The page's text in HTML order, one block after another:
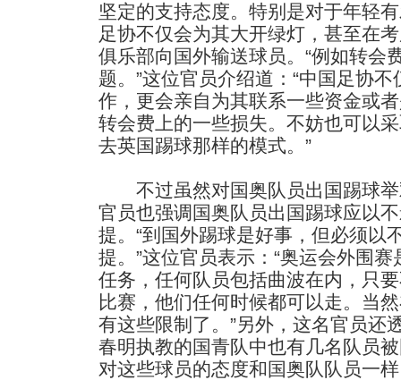
坚定的支持态度。特别是对于年轻
足协不仅会为其大开绿灯，甚至在
俱乐部向国外输送球员。“例如转会
题。”这位官员介绍道：“中国足协
作，更会亲自为其联系一些资金或
转会费上的一些损失。不妨也可以
去英国踢球那样的模式。”
不过虽然对国奥队员出国踢球举
官员也强调国奥队员出国踢球应以
提。“到国外踢球是好事，但必须以
提。”这位官员表示：“奥运会外围
任务，任何队员包括曲波在内，只
比赛，他们任何时候都可以走。当
有这些限制了。”另外，这名官员还
春明执教的国青队中也有几名队员
对这些球员的态度和国奥队队员一